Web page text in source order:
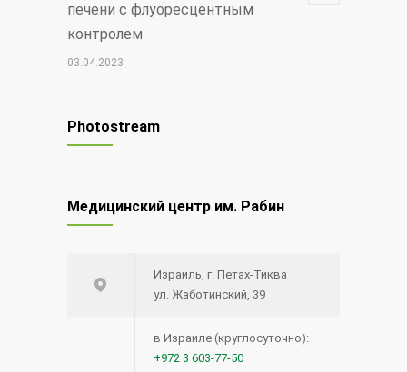
печени с флуоресцентным
контролем
03.04.2023
30.12.2021
глаза
Синий лазер для удаления
Photostream
Медицинский центр им. Рабин
Израиль, г. Петах-Тиква
ул. Жаботинский, 39
в Израиле (круглосуточно):
+972 3 603-77-50